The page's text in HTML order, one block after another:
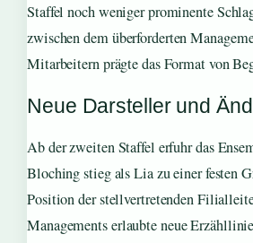
Staffel noch weniger prominente
zwischen dem überforderten
Mitarbeitern prägte das Format von
Neue Darsteller und
Ab der zweiten Staffel erfuhr das
Bloching stieg als Lia zu einer festen
Position der stellvertretenden
Managements erlaubte neue